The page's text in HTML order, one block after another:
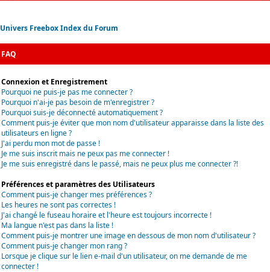
Univers Freebox Index du Forum
FAQ
Connexion et Enregistrement
Pourquoi ne puis-je pas me connecter ?
Pourquoi n'ai-je pas besoin de m'enregistrer ?
Pourquoi suis-je déconnecté automatiquement ?
Comment puis-je éviter que mon nom d'utilisateur apparaisse dans la liste des
utilisateurs en ligne ?
J'ai perdu mon mot de passe !
Je me suis inscrit mais ne peux pas me connecter !
Je me suis enregistré dans le passé, mais ne peux plus me connecter ?!
Préférences et paramètres des Utilisateurs
Comment puis-je changer mes préférences ?
Les heures ne sont pas correctes !
J'ai changé le fuseau horaire et l'heure est toujours incorrecte !
Ma langue n'est pas dans la liste !
Comment puis-je montrer une image en dessous de mon nom d'utilisateur ?
Comment puis-je changer mon rang ?
Lorsque je clique sur le lien e-mail d'un utilisateur, on me demande de me
connecter !